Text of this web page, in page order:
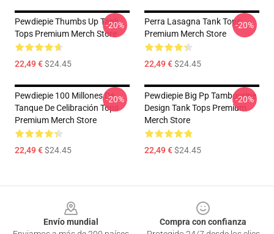
Pewdiepie Thumbs Up Tank
Tops Premium Merch Store
22,49 €$24.45
-20%
Perra Lasagna Tank Tops
Premium Merch Store
22,49 €$24.45
-20%
Pewdiepie 100 Millones De
Tanque De Celibración Tops
Premium Merch Store
22,49 €$24.45
-20%
Pewdiepie Big Pp Tambourine
Design Tank Tops Premium
Merch Store
22,49 €$24.45
-20%
Envío mundial
Compra con confianza